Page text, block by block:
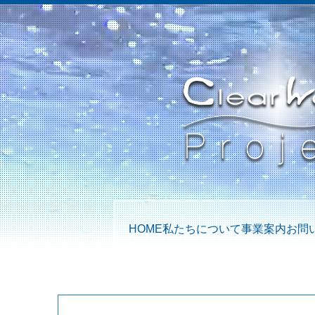
HOME私たちについて事業案内お問